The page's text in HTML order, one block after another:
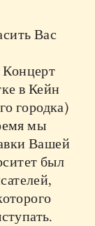
Вас
в Кейн
городка)
мы
Вашей
был